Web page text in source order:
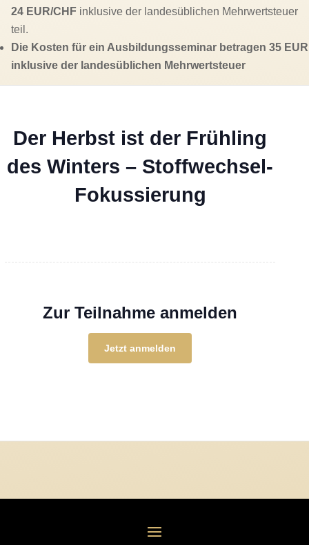
24 EUR/CHF inklusive der landesüblichen Mehrwertsteuer
teil.
Die Kosten für ein Ausbildungsseminar betragen 35 EUR
inklusive der landesüblichen Mehrwertsteuer
Der Herbst ist der Frühling
des Winters – Stoffwechsel-
Fokussierung
Zur Teilnahme anmelden
Jetzt anmelden